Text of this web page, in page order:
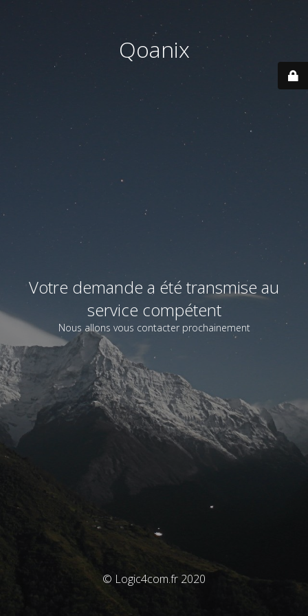
Qoanix
Votre demande a été transmise au
service compétent
Nous allons vous contacter prochainement
© Logic4com.fr 2020